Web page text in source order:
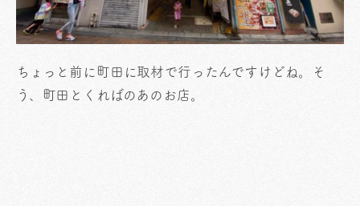
ちょっと前に町田に取材で行ったんですけどね。そ
う、町田とくればのあのお店。